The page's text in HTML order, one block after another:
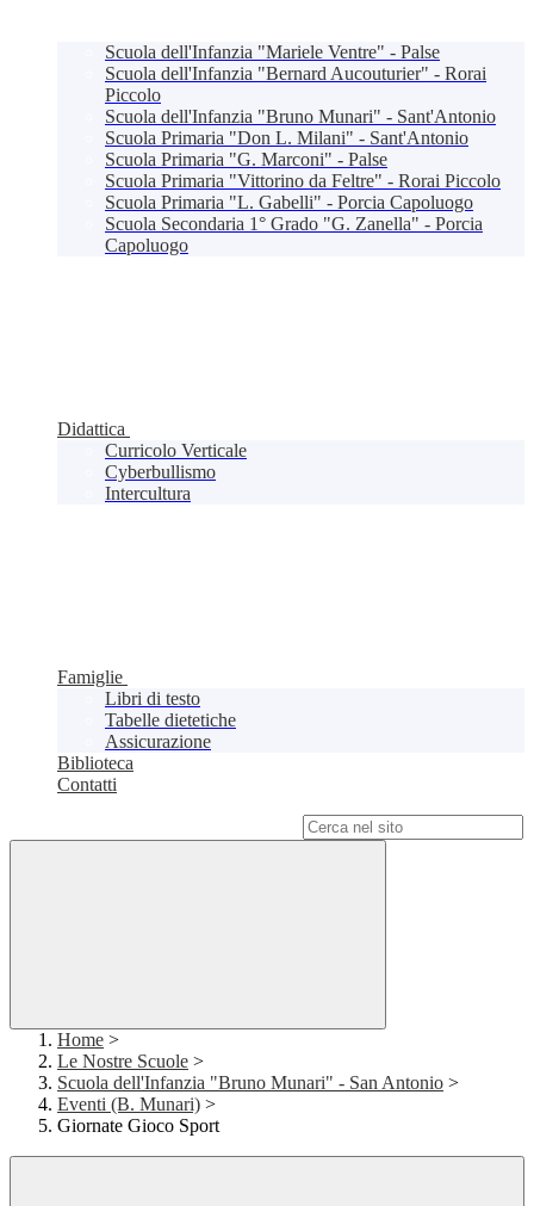
Scuola dell'Infanzia "Mariele Ventre" - Palse
Scuola dell'Infanzia "Bernard Aucouturier" - Rorai
Piccolo
Scuola dell'Infanzia "Bruno Munari" - Sant'Antonio
Scuola Primaria "Don L. Milani" - Sant'Antonio
Scuola Primaria "G. Marconi" - Palse
Scuola Primaria "Vittorino da Feltre" - Rorai Piccolo
Scuola Primaria "L. Gabelli" - Porcia Capoluogo
Scuola Secondaria 1° Grado "G. Zanella" - Porcia
Capoluogo
Didattica
Curricolo Verticale
Cyberbullismo
Intercultura
Famiglie
Libri di testo
Tabelle dietetiche
Assicurazione
Biblioteca
Contatti
Home >
Le Nostre Scuole >
Scuola dell'Infanzia "Bruno Munari" - San Antonio >
Eventi (B. Munari) >
Giornate Gioco Sport